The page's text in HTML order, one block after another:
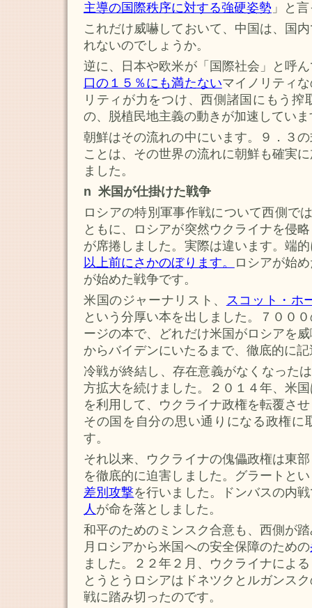
主導の国際秩序に対する強硬姿勢 」と
これだけ威嚇しておいて、中国は、国
れないのでしょうか。
逆に、日本や欧米が「国際社会」と呼
口の１５％にも満たないマイノリティ
リティが力をつけ、西側諸国にもう
の、脱植民地主義の動きが加速していま
朝鮮はその流れの中にいます。９．３
ことは、その世界の流れに朝鮮も確実
ました。
n 米国が仕掛けた戦争
ロシアの特別軍事作戦について西側で
ともに、ロシアが突然ウクライナを侵
が席捲しました。実際は違います。端
以上前にさかのぼります。
ロシアが始
が始めた戦争です。
米国のジャーナリスト、 スコット・ホ
という分厚い本を出しました。７００
ージの本で、どれだけ米国がロシアを
からバイデンにいたるまで、徹底的に
冷戦が終結し、存在意義がなくなった
方拡大を続けました。２０１４年、米
を利用して、ウクライナ政権を転覆さ
その国を自分の思い通りになる政権に
す。
それ以来、ウクライナの傀儡政権は東
を徹底的に迫害しました。グラートと
差別攻撃を行いました。ドンバスの内
人 が命を落としました。
和平のためのミンスク合意も、西側が
月ロシアから米国への安全保障のための
ました。２２年２月、ウクライナによ
とうとうロシアはドネツクとルガンス
戦に踏み切ったのです。